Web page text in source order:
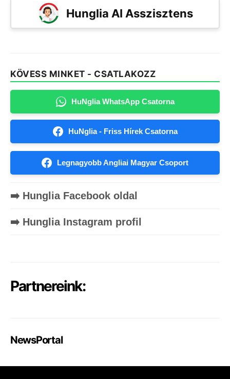
Hunglia AI Asszisztens
KÖVESS MINKET - CSATLAKOZZ
HuNglia WhatsApp Csatorna
HuNglia - Friss Hírek Csatorna
Legnagyobb Angliai Magyar Csoport
➡️ Hunglia Facebook oldal
➡️ Hunglia Instagram profil
Partnereink:
NewsPortal